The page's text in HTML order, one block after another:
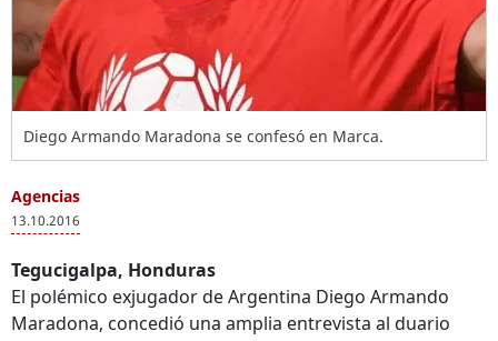
Diego Armando Maradona se confesó en Marca.
Agencias
13.10.2016
Tegucigalpa, Honduras
El polémico exjugador de Argentina Diego Armando
Maradona, concedió una amplia entrevista al duario